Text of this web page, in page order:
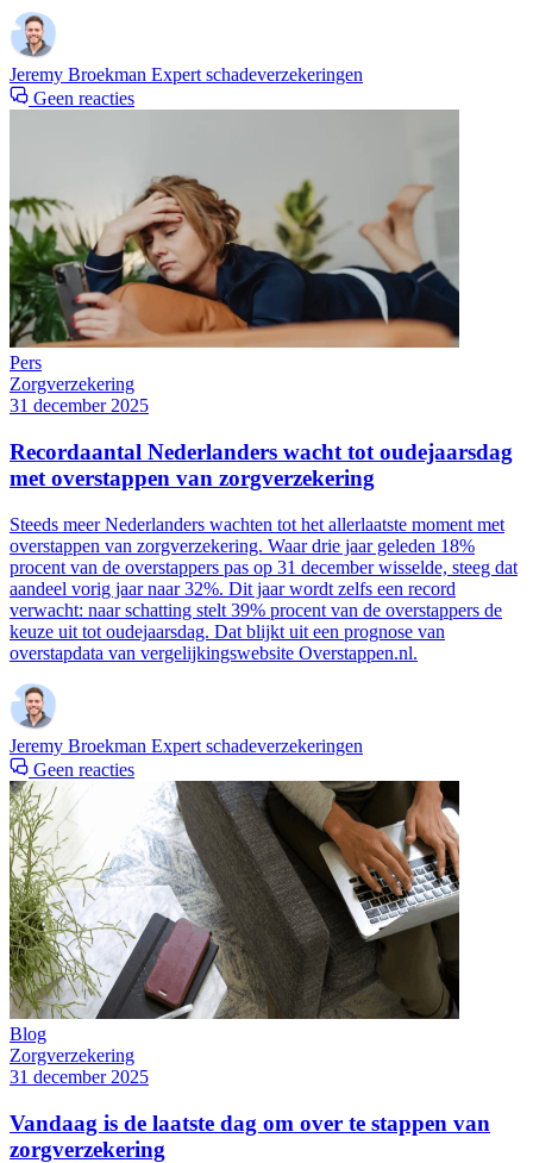
Jeremy Broekman Expert schadeverzekeringen
Geen reacties
Pers
Zorgverzekering
31 december 2025
Recordaantal Nederlanders wacht tot oudejaarsdag
met overstappen van zorgverzekering
Steeds meer Nederlanders wachten tot het allerlaatste moment met
overstappen van zorgverzekering. Waar drie jaar geleden 18%
procent van de overstappers pas op 31 december wisselde, steeg dat
aandeel vorig jaar naar 32%. Dit jaar wordt zelfs een record
verwacht: naar schatting stelt 39% procent van de overstappers de
keuze uit tot oudejaarsdag. Dat blijkt uit een prognose van
overstapdata van vergelijkingswebsite Overstappen.nl.
Jeremy Broekman Expert schadeverzekeringen
Geen reacties
Blog
Zorgverzekering
31 december 2025
Vandaag is de laatste dag om over te stappen van
zorgverzekering